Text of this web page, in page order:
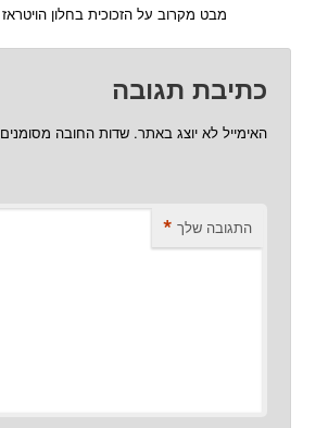
מבט מקרוב על הזכוכית בחלון הויטראז
כתיבת תגובה
האימייל לא יוצג באתר. שדות החובה מסומנים
התגובה שלך *